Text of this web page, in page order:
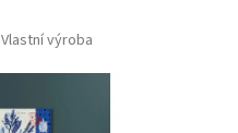
Vlastní výroba